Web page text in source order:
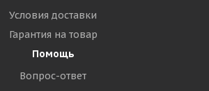
Условия доставки
Гарантия на товар
Помощь
Вопрос-ответ